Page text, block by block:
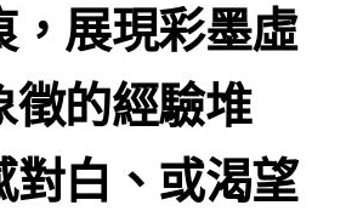
，展現彩墨虛
徵的經驗堆
對白、或渴望